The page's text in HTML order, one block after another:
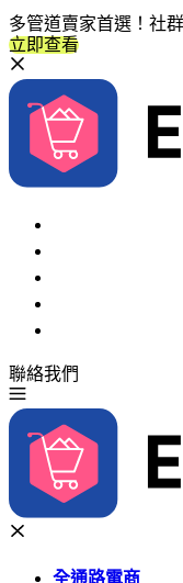
多管道賣家首選！社
立即查看
聯絡我們
全通路電商